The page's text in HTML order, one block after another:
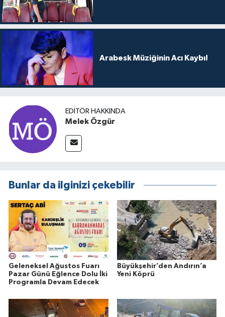
Arabesk Müziğinin Acı Kaybı!
EDITÖR HAKKINDA
Melek Özgür
Bunlar da ilginizi çekebilir
Geleneksel Ağustos Fuarı
Pazar Günü Eğlence Dolu İki
Programla Devam Edecek
Büyükşehir’den Andırın’a
Yeni Köprü